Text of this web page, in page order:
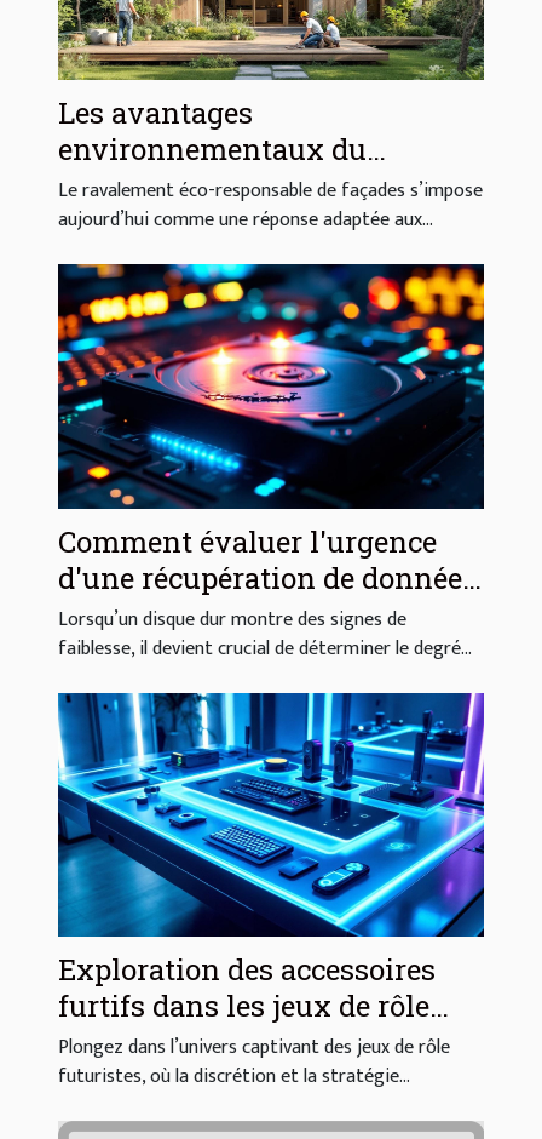
Les avantages
environnementaux du
ravalement éco-responsable de
façades
Le ravalement éco-responsable de façades s’impose
aujourd’hui comme une réponse adaptée aux...
Comment évaluer l'urgence
d'une récupération de données
disque dur ?
Lorsqu’un disque dur montre des signes de
faiblesse, il devient crucial de déterminer le degré...
Exploration des accessoires
furtifs dans les jeux de rôle
futuristes : Un guide
indispensable
Plongez dans l’univers captivant des jeux de rôle
futuristes, où la discrétion et la stratégie...